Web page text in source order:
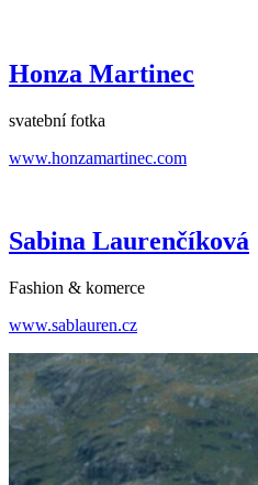
Honza Martinec
svatební fotka
www.honzamartinec.com
Sabina Laurenčíková
Fashion & komerce
www.sablauren.cz